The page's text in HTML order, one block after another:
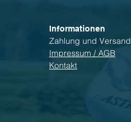
Informationen
Zahlung und Versand
Impressum / AGB
Kontakt